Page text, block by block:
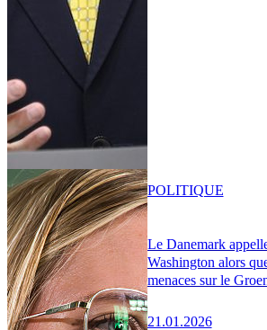
Le Danemark
Washington alors
menaces sur le
21.01.2026
POLITIQUE